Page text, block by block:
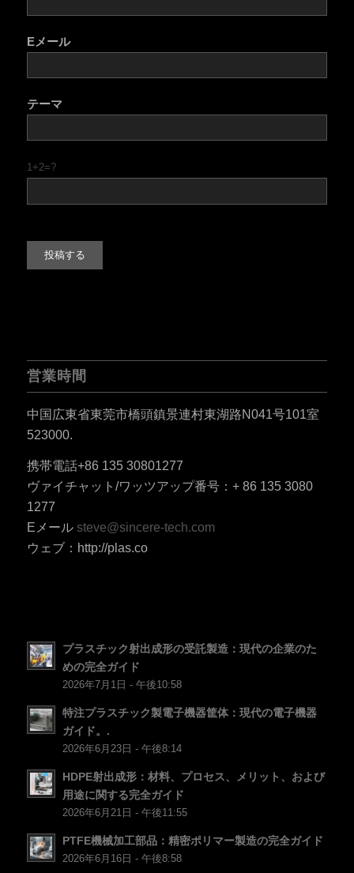
Eメール
テーマ
1+2=?
営業時間
中国広東省東莞市橋頭鎮景連村東湖路N041号101室
523000.
携帯電話+86 135 30801277
ヴァイチャット/ワッツアップ番号：+ 86 135 3080
1277
Eメール steve@sincere-tech.com
ウェブ：http://plas.co
プラスチック射出成形の受託製造：現代の企業のた
めの完全ガイド
2026年7月1日 - 午後10:58
特注プラスチック製電子機器筐体：現代の電子機器
ガイド。.
2026年6月23日 - 午後8:14
HDPE射出成形：材料、プロセス、メリット、および
用途に関する完全ガイド
2026年6月21日 - 午後11:55
PTFE機械加工部品：精密ポリマー製造の完全ガイド
2026年6月16日 - 午後8:58
NL
PL
TR
KO
PT
CS
DA
SV
HU
ES_MX